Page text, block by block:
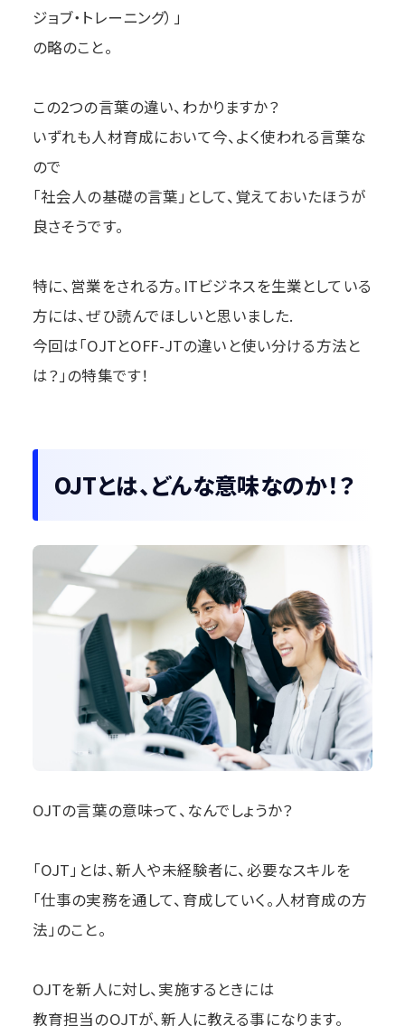
ジョブ・トレーニング）」
の略のこと。
この2つの言葉の違い、わかりますか？
いずれも人材育成において今、よく使われる言葉な
ので
「社会人の基礎の言葉」として、覚えておいたほうが
良さそうです。
特に、営業をされる方。ITビジネスを生業としている
方には、ぜひ読んでほしいと思いました.
今回は「OJTとOFF-JTの違いと使い分ける方法と
は？」の特集です！
OJTとは、どんな意味なのか！？
OJTの言葉の意味って、なんでしょうか？
「OJT」とは、新人や未経験者に、必要なスキルを
「仕事の実務を通して、育成していく。人材育成の方
法」のこと。
OJTを新人に対し、実施するときには
教育担当のOJTが、新人に教える事になります。